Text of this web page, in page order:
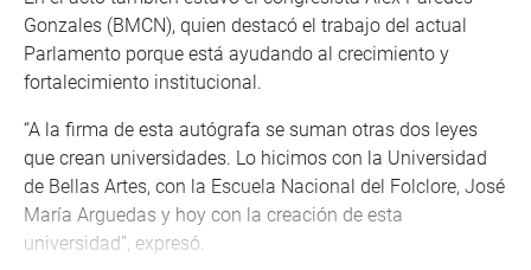
Gonzales (BMCN), quien destacó el trabajo del actual
Parlamento porque está ayudando al crecimiento y
fortalecimiento institucional.
“A la firma de esta autógrafa se suman otras dos leyes
que crean universidades. Lo hicimos con la Universidad
de Bellas Artes, con la Escuela Nacional del Folclore, José
María Arguedas y hoy con la creación de esta
universidad”, expresó.